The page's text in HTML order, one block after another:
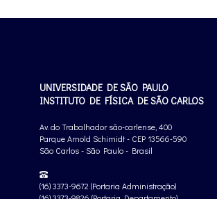
UNIVERSIDADE DE SÃO PAULO
INSTITUTO DE FÍSICA DE SÃO CARLOS
Av. do Trabalhador são-carlense, 400
Parque Arnold Schimidt - CEP 13566-590
São Carlos - São Paulo - Brasil
(16) 3373-9672 (Portaria Administração)